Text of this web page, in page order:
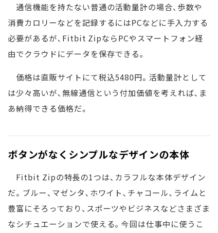
通信機能を持たない普通の活動量計の場合、歩数や
消費カロリーなどを記録するにはPCなどに手入力する
必要があるが、Fitbit ZipならPCやスマートフォン経
由でクラウドにデータを保存できる。
価格は直販サイトにて税込5480円。活動量計として
は少々高いが、無線通信という付加価値を考えれば、ま
あ納得できる価格だ。
ボタンがなくシンプルなデザインの本体
Fitbit Zipの特長の1つは、カラフルな本体デザイン
だ。ブルー、マゼンタ、ホワイト、チャコール、ライムと
豊富にそろっており、スポーツやビジネスなどさまざま
なシチュエーションで使える。今回は仕事中に使うこ